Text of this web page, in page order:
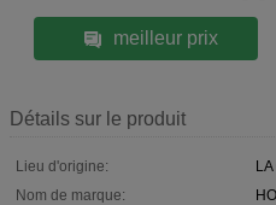
meilleur prix
Détails sur le produit
Lieu d'origine:
Nom de marque: